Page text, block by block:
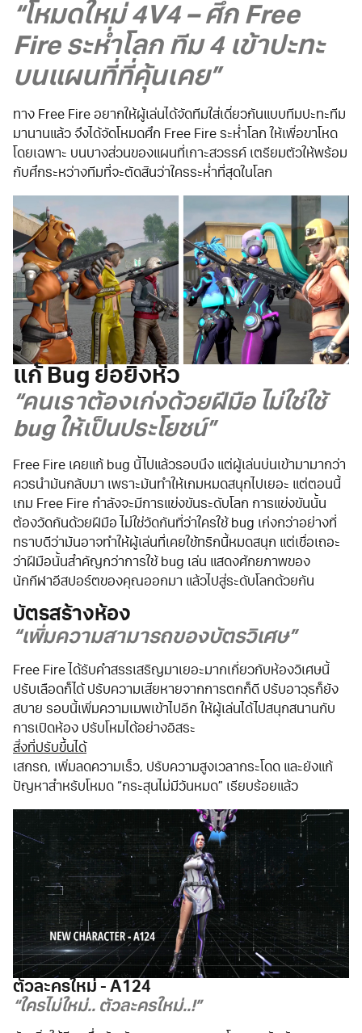
“โหมดใหม่ 4V4 – ศึก Free
Fire ระห่ำโลก ทีม 4 เข้าปะทะ
บนแผนที่ที่คุ้นเคย”
ทาง Free Fire อยากให้ผู้เล่นได้จัดทีมใส่เดี่ยวกันแบบทีมปะทะทีม
มานานแล้ว จึงได้จัดโหมดศึก Free Fire ระห่ำโลก ให้เพื่อขาโหด
โดยเฉพาะ บนบางส่วนของแผนที่เกาะสวรรค์ เตรียมตัวให้พร้อม
กับศึกระหว่างทีมที่จะตัดสินว่าใครระห่ำที่สุดในโลก
แก้ Bug ย่อยิงหัว
“คนเราต้องเก่งด้วยฝีมือ ไม่ใช่ใช้
bug ให้เป็นประโยชน์”
Free Fire เคยแก้ bug นี้ไปแล้วรอบนึง แต่ผู้เล่นบ่นเข้ามามากว่า
ควรนำมันกลับมา เพราะมันทำให้เกมหมดสนุกไปเยอะ แต่ตอนนี้
เกม Free Fire กำลังจะมีการแข่งขันระดับโลก การแข่งขันนั้น
ต้องวัดกันด้วยฝีมือ ไม่ใช่วัดกันที่ว่าใครใช้ bug เก่งกว่าอย่างที่
ทราบดีว่ามันอาจทำให้ผู้เล่นที่เคยใช้ทริกนี้หมดสนุก แต่เชื่อเถอะ
ว่าฝีมือนั้นสำคัญกว่าการใช้ bug เล่น แสดงศักยภาพของ
นักกีฬาอีสปอร์ตของคุณออกมา แล้วไปสู่ระดับโลกด้วยกัน
บัตรสร้างห้อง
“เพิ่มความสามารถของบัตรวิเศษ”
Free Fire ได้รับคำสรรเสริญมาเยอะมากเกี่ยวกับห้องวิเศษนี้
ปรับเลือดก็ได้ ปรับความเสียหายจากการตกก็ดี ปรับอาวุธก็ยัง
สบาย รอบนี้เพิ่มความเมพเข้าไปอีก ให้ผู้เล่นได้ไปสนุกสนานกับ
การเปิดห้อง ปรับโหมได้อย่างอิสระ
สิ่งที่ปรับขึ้นได้
เสกรถ, เพิ่มลดความเร็ว, ปรับความสูงเวลากระโดด และยังแก้
ปัญหาสำหรับโหมด “กระสุนไม่มีวันหมด” เรียบร้อยแล้ว
ตัวละครใหม่ - A124
“ใครไม่ใหม่.. ตัวละครใหม่..!”